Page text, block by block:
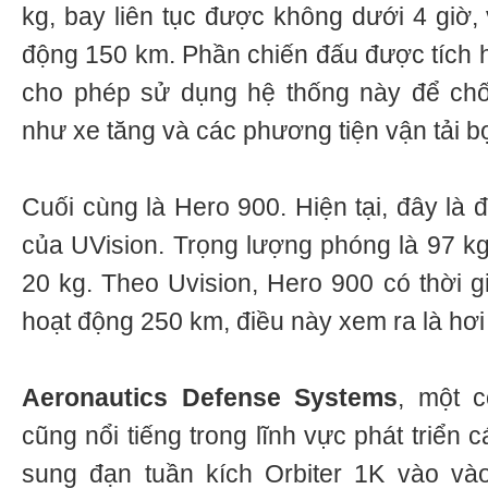
kg, bay liên tục được không dưới 4 giờ,
động 150 km. Phần chiến đấu được tích
cho phép sử dụng hệ thống này để
như xe tăng và các phương tiện vận tải
Cuối cùng là Hero 900. Hiện tại, đây là
của UVision. Trọng lượng phóng là 97
20 kg. Theo Uvision, Hero 900 có thời
hoạt động 250 km, điều này xem ra là
Aeronautics Defense Systems, một
cũng nổi tiếng trong lĩnh vực phát triển
sung đạn tuần kích Orbiter 1K vào